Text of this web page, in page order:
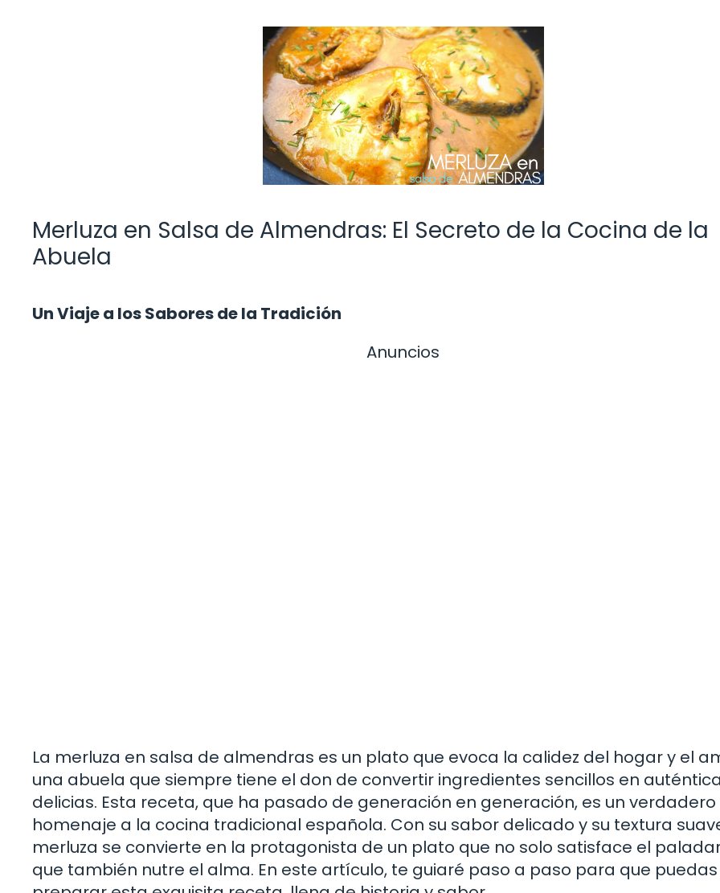
Merluza en Salsa de Almendras: El Secreto de la Cocina de la
Abuela
Un Viaje a los Sabores de la Tradición
Anuncios
La merluza en salsa de almendras es un plato que evoca la calidez del hogar y el
una abuela que siempre tiene el don de convertir ingredientes sencillos en
delicias. Esta receta, que ha pasado de generación en generación, es un verdadero
homenaje a la cocina tradicional española. Con su sabor delicado y su textura
merluza se convierte en la protagonista de un plato que no solo satisface el
que también nutre el alma. En este artículo, te guiaré paso a paso para que puedas